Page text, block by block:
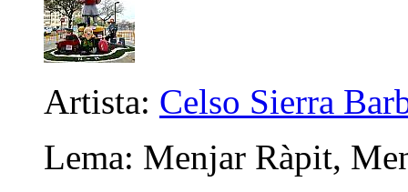
Artista: Celso Sierra
Lema: Menjar Ràpit,